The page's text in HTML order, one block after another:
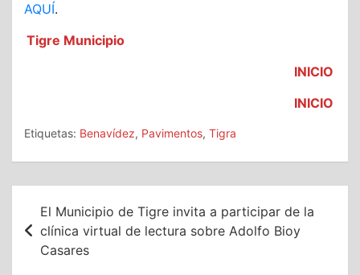
AQUÍ.
Tigre Municipio
INICIO
INICIO
Etiquetas: Benavídez, Pavimentos, Tigra
Navegación
de
entradas
El Municipio de Tigre invita a participar de la
clínica virtual de lectura sobre Adolfo Bioy
Casares